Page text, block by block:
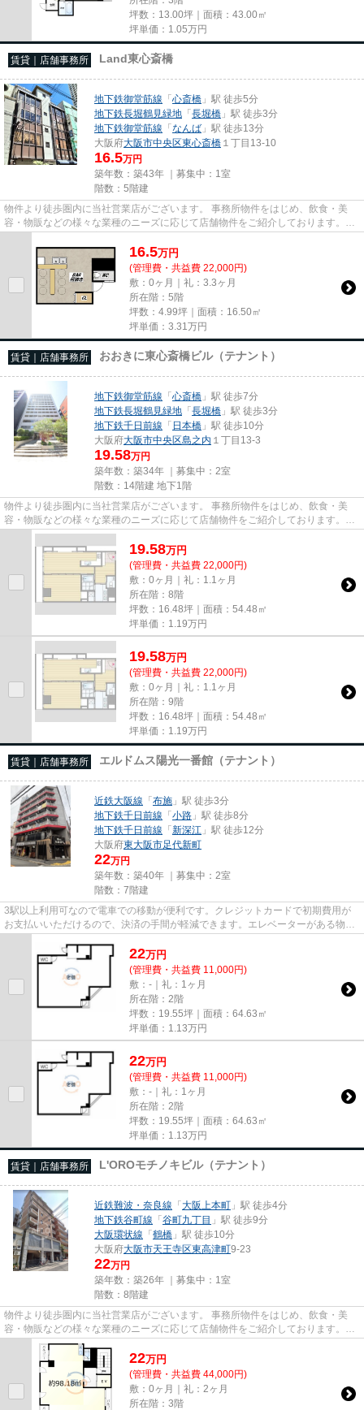
坪数：13.00坪｜面積：43.00㎡
坪単価： 1.05万円
賃貸｜店舗事務所 Land東心斎橋
地下鉄御堂筋線 「心斎橋 」駅 徒歩5分
地下鉄長堀鶴見緑地 「長堀橋 」駅 徒歩3分
地下鉄御堂筋線 「なんば 」駅 徒歩13分
大阪府大阪市中央区東心斎橋 １丁目13-10
16.5万円
築年数：築43年 ｜募集中： 1室
階数：5階建
物件より徒歩圏内に当社営業店がございます。 事務所物件をはじめ、飲食・美
容・物販などの様々な業種のニーズに応じて店舗物件をご紹介しております。
尚、弊社ではおとり広告は一切...
16.5万円
(管理費・共益費 22,000円)
敷：0ヶ月｜礼：3.3ヶ月
所在階：5階
坪数：4.99坪｜面積：16.50㎡
坪単価： 3.31 万円
賃貸｜店舗事務所 おおきに東心斎橋ビル（テナント）
地下鉄御堂筋線 「心斎橋 」駅 徒歩7分
地下鉄長堀鶴見緑地 「長堀橋 」駅 徒歩3分
地下鉄千日前線 「 日本橋 」駅 徒歩10分
大阪府大阪市中央区島之内 １丁目13-3
19.58万円
築年数：築34年 ｜募集中： 2室
階数：14階建 地下1階
物件より徒歩圏内に当社営業店がございます。 事務所物件をはじめ、飲食・美
容・物販などの様々な業種のニーズに応じて店舗物件をご紹介しております。
尚、弊社ではおとり広告は一切...
19.58万円
(管理費・共益費 22,000円)
敷：0ヶ月｜礼：1.1ヶ月
所在階：8階
坪数：16.48坪｜面積：54.48㎡
坪単価： 1.19万円
19.58万円
(管理費・共益費 22,000円)
敷：0ヶ月｜礼：1.1ヶ月
所在階：9階
坪数：16.48坪｜面積：54.48㎡
坪単価： 1.19万円
賃貸｜店舗事務所 エルドムス陽光一番館（テナント）
近鉄大阪線 「布施 」駅 徒歩3分
地下鉄千日前線 「小路 」駅 徒歩8分
地下鉄千日前線 「新深江 」駅 徒歩12分
大阪府東大阪市足代新町
22万円
築年数：築40年 ｜募集中： 2室
階数：7階建
3駅以上利用可なので電車での移動が便利です。クレジットカードで初期費用が
お支払いいただけるので、決済の手間が軽減できます。エレベーターがある物件
です。駐車場までの距離は150m...
22万円
(管理費・共益費 11,000円)
敷：-｜礼：1ヶ月
所在階：2階
坪数：19.55坪｜面積：64.63㎡
坪単価： 1.13万円
22万円
(管理費・共益費 11,000円)
敷：-｜礼：1ヶ月
所在階：2階
坪数：19.55坪｜面積：64.63㎡
坪単価： 1.13万円
賃貸｜店舗事務所 L'OROモチノキビル（テナント）
近鉄難波・奈良線 「大阪上本町 」駅 徒歩4分
地下鉄谷町線 「谷町九丁目 」駅 徒歩9分
大阪環状線 「鶴橋 」駅 徒歩10分
大阪府大阪市天王寺区東高津町9-23
22万円
築年数：築26年 ｜募集中： 1室
階数：8階建
物件より徒歩圏内に当社営業店がございます。 事務所物件をはじめ、飲食・美
容・物販などの様々な業種のニーズに応じて店舗物件をご紹介しております。
尚、弊社ではおとり広告は一切...
22万円
(管理費・共益費 44,000円)
敷：0ヶ月｜礼：2ヶ月
所在階：3階